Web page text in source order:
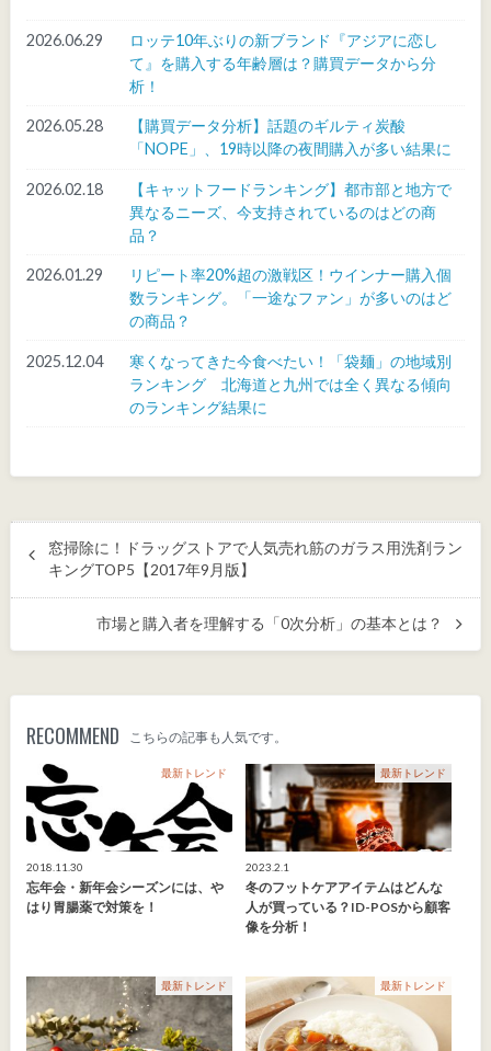
2026.06.29
ロッテ10年ぶりの新ブランド『アジアに恋し
て』を購入する年齢層は？購買データから分
析！
2026.05.28
【購買データ分析】話題のギルティ炭酸
「NOPE」、19時以降の夜間購入が多い結果に
2026.02.18
【キャットフードランキング】都市部と地方で
異なるニーズ、今支持されているのはどの商
品？
2026.01.29
リピート率20%超の激戦区！ウインナー購入個
数ランキング。「一途なファン」が多いのはど
の商品？
2025.12.04
寒くなってきた今食べたい！「袋麺」の地域別
ランキング 北海道と九州では全く異なる傾向
のランキング結果に
窓掃除に！ドラッグストアで人気売れ筋のガラス用洗剤ラン
キングTOP5【2017年9月版】
市場と購入者を理解する「0次分析」の基本とは？
RECOMMEND こちらの記事も人気です。
最新トレンド
2018.11.30
忘年会・新年会シーズンには、や
はり胃腸薬で対策を！
最新トレンド
2023.2.1
冬のフットケアアイテムはどんな
人が買っている？ID-POSから顧客
像を分析！
最新トレンド 最新トレンド